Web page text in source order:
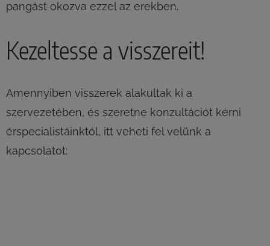
pangást okozva ezzel az erekben.
Kezeltesse a visszereit!
Amennyiben visszerek alakultak ki a
szervezetében, és szeretne konzultációt kérni
érspecialistáinktól, itt veheti fel velünk a
kapcsolatot: